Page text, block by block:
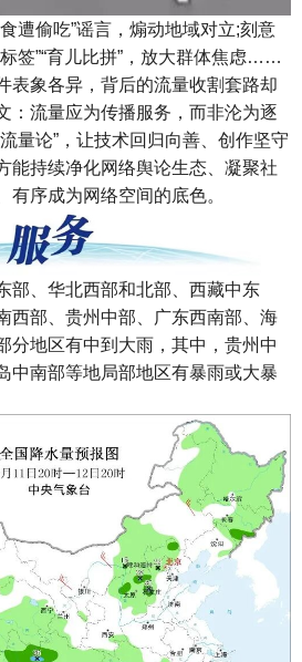
偷吃”谣言，煽动地域对立;刻意
签”“育儿比拼”，放大群体焦虑……
表象各异，背后的流量收割套路却
：流量应为传播服务，而非沦为逐
量论”，让技术回归向善、创作坚守
能持续净化网络舆论生态、凝聚社
有序成为网络空间的底色。
、华北西部和北部、西藏中东
西部、贵州中部、广东西南部、海
分地区有中到大雨，其中，贵州中
中南部等地局部地区有暴雨或大暴